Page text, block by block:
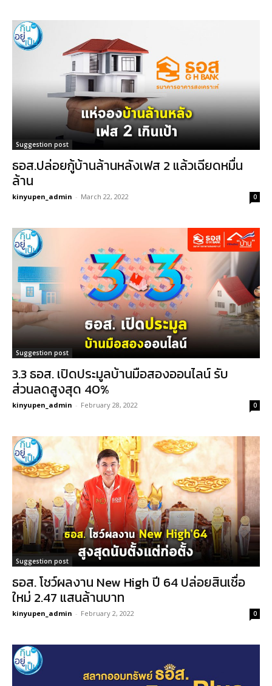
Suggestion post
ธอส.ปล่อยกู้บ้านล้านหลังเฟส 2 แล้วเฉียดหมื่น
ล้าน
kinyupen_admin - March 22, 2022 0
Suggestion post
3.3 ธอส. เปิดประมูลบ้านมือสองออนไลน์ รับ
ส่วนลดสูงสุด 40%
kinyupen_admin - February 28, 2022 0
Suggestion post
ธอส. โชว์ผลงาน New High ปี 64 ปล่อยสินเชื่อ
ใหม่ 2.47 แสนล้านบาท
kinyupen_admin - February 2, 2022 0